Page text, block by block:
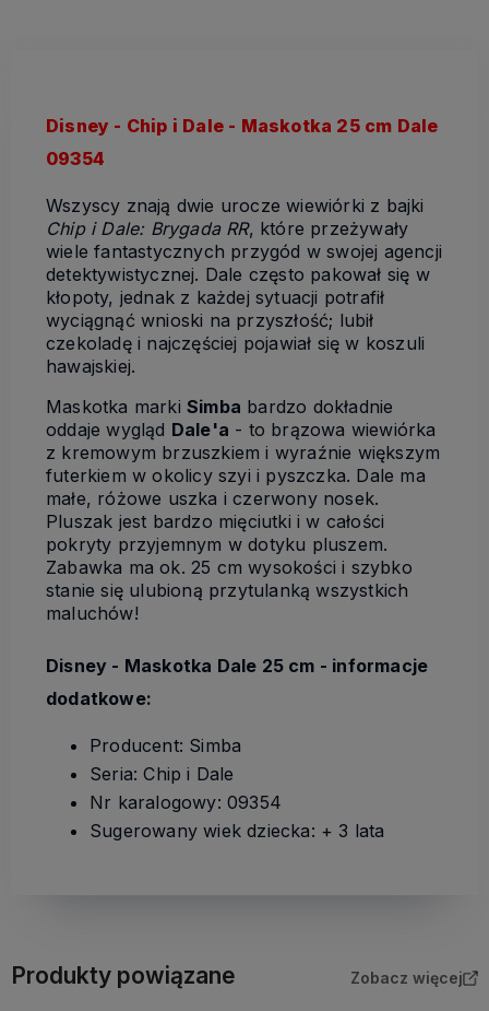
Disney - Chip i Dale - Maskotka 25 cm Dale
09354
Wszyscy znają dwie urocze wiewiórki z bajki
Chip i Dale: Brygada RR, które przeżywały
wiele fantastycznych przygód w swojej agencji
detektywistycznej. Dale często pakował się w
kłopoty, jednak z każdej sytuacji potrafił
wyciągnąć wnioski na przyszłość; lubił
czekoladę i najczęściej pojawiał się w koszuli
hawajskiej.
Maskotka marki Simba bardzo dokładnie
oddaje wygląd Dale'a - to brązowa wiewiórka
z kremowym brzuszkiem i wyraźnie większym
futerkiem w okolicy szyi i pyszczka. Dale ma
małe, różowe uszka i czerwony nosek.
Pluszak jest bardzo mięciutki i w całości
pokryty przyjemnym w dotyku pluszem.
Zabawka ma ok. 25 cm wysokości i szybko
stanie się ulubioną przytulanką wszystkich
maluchów!
Disney - Maskotka Dale 25 cm - informacje
dodatkowe:
Producent: Simba
Seria: Chip i Dale
Nr karalogowy: 09354
Sugerowany wiek dziecka: + 3 lata
Produkty powiązane Zobacz więcej